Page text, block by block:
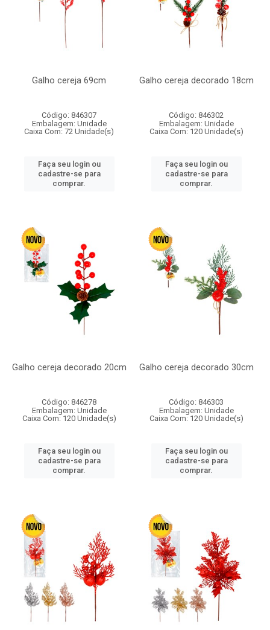
Galho cereja 69cm
Código: 846307
Embalagem: Unidade
Caixa Com: 72 Unidade(s)
Faça seu login ou
cadastre-se para
comprar.
Galho cereja decorado 18cm
Código: 846302
Embalagem: Unidade
Caixa Com: 120 Unidade(s)
Faça seu login ou
cadastre-se para
comprar.
Galho cereja decorado 20cm
Código: 846278
Embalagem: Unidade
Caixa Com: 120 Unidade(s)
Faça seu login ou
cadastre-se para
comprar.
Galho cereja decorado 30cm
Código: 846303
Embalagem: Unidade
Caixa Com: 120 Unidade(s)
Faça seu login ou
cadastre-se para
comprar.